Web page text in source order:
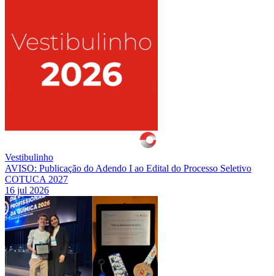
Vestibulinho
AVISO: Publicação do Adendo I ao Edital do Processo Seletivo
COTUCA 2027
16 jul 2026